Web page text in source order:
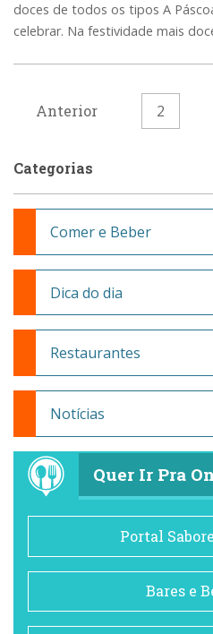
doces de todos os tipos A
celebrar. Na festividade mais
Anterior 2
Categorias
Comer e Beber
Dica do dia
Restaurantes
Notícias
Quer Ir Pra
Portal
Bares e